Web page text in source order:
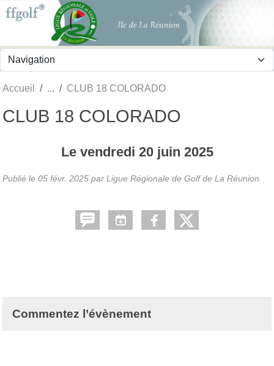
Accueil CLUB 18 COLORADO
CLUB 18 COLORADO
Le vendredi 20 juin 2025
Publié le 05 févr. 2025 par Ligue Régionale de Golf de La Réunion
Commentez l’évènement
Panneau de gestion des cookies